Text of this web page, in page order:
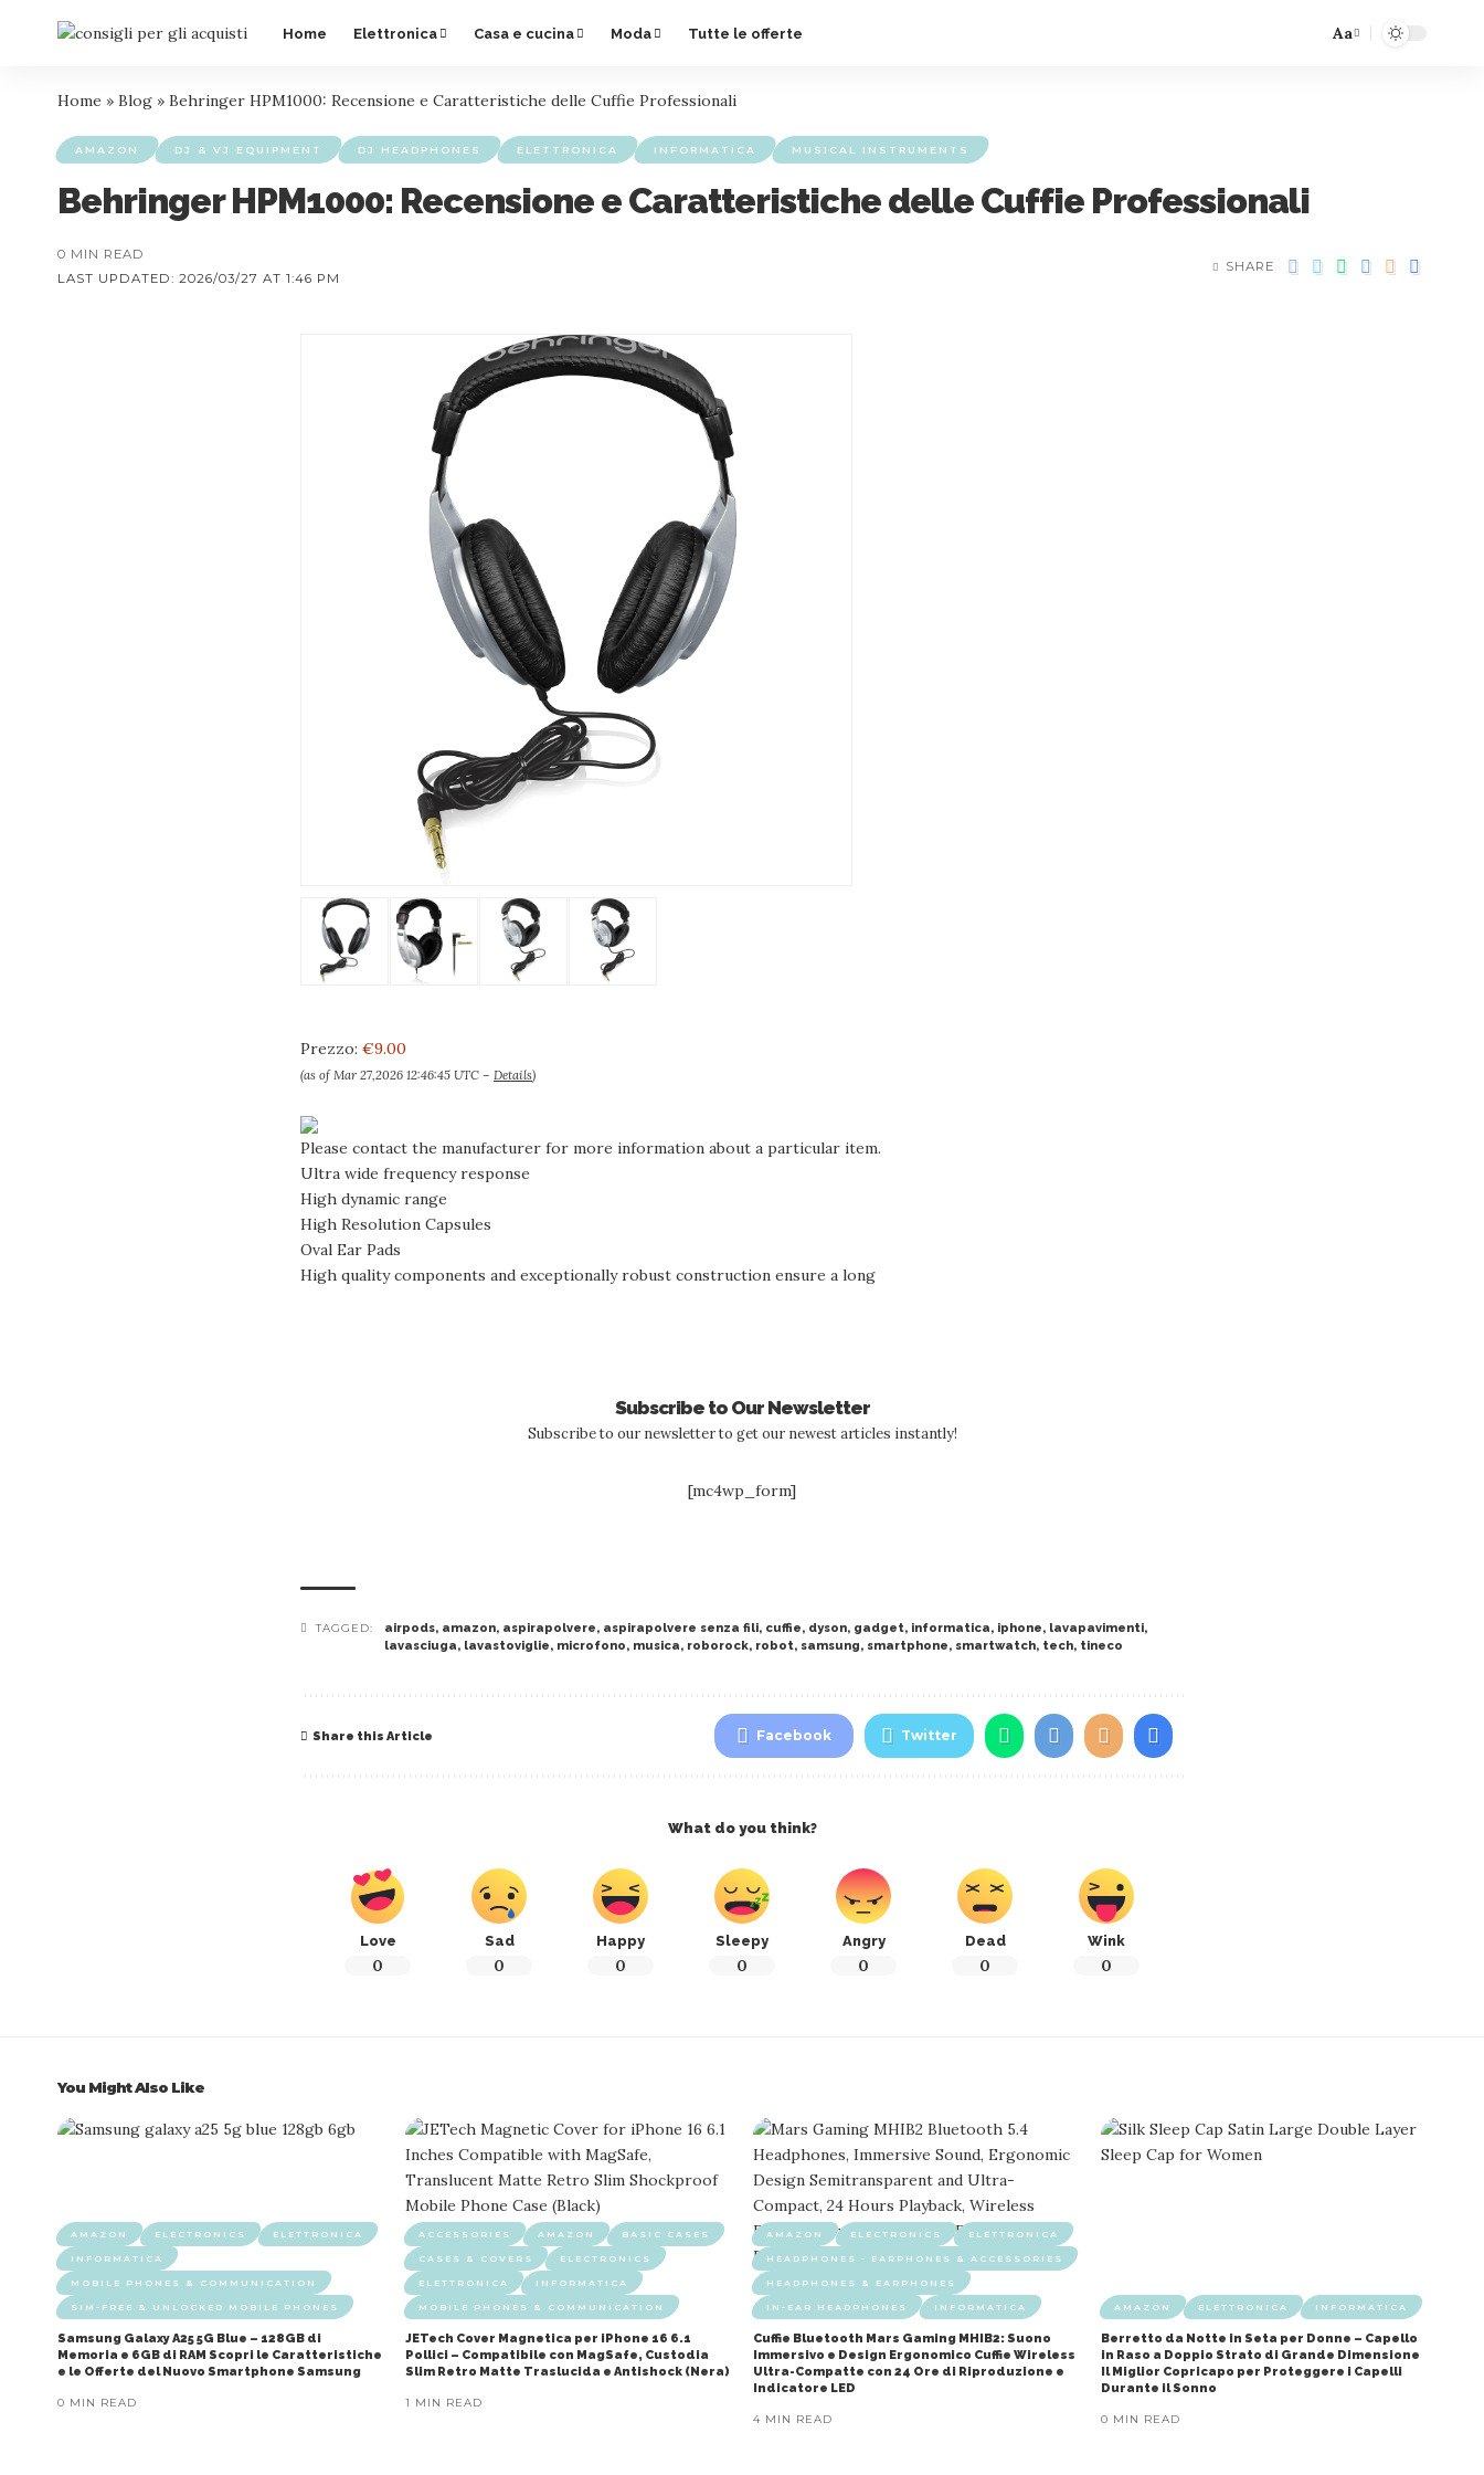
Home Elettronica Casa e cucina Moda Tutte le offerte Aa
Home » Blog » Behringer HPM1000: Recensione e Caratteristiche delle Cuffie Professionali
AMAZON DJ & VJ EQUIPMENT DJ HEADPHONES ELETTRONICA INFORMATICA MUSICAL INSTRUMENTS
Behringer HPM1000: Recensione e Caratteristiche delle Cuffie Professionali
LAST UPDATED: 2026/03/27 AT 1:46 PM
0 MIN READ
SHARE
Prezzo: €9.00
(as of Mar 27,2026 12:46:45 UTC – Details)
Please contact the manufacturer for more information about a particular item.
Ultra wide frequency response
High dynamic range
High Resolution Capsules
Oval Ear Pads
High quality components and exceptionally robust construction ensure a long
Subscribe to Our Newsletter
Subscribe to our newsletter to get our newest articles instantly!
[mc4wp_form]
TAGGED: airpods, amazon, aspirapolvere, aspirapolvere senza fili, cuffie, dyson, gadget, informatica, iphone, lavapavimenti,
lavasciuga, lavastoviglie, microfono, musica, roborock, robot, samsung, smartphone, smartwatch, tech, tineco
Share this Article Facebook Twitter
What do you think?
Love
0
Sad
0
Happy
0
Sleepy
0
Angry
0
Dead
0
Wink
0
You Might Also Like
AMAZON ELECTRONICS ELETTRONICA
INFORMATICA
MOBILE PHONES & COMMUNICATION
SIM-FREE & UNLOCKED MOBILE PHONES
Samsung Galaxy A25 5G Blue – 128GB di
Memoria e 6GB di RAM Scopri le Caratteristiche
e le Offerte del Nuovo Smartphone Samsung
0 MIN READ
ACCESSORIES AMAZON BASIC CASES
CASES & COVERS ELECTRONICS
ELETTRONICA INFORMATICA
MOBILE PHONES & COMMUNICATION
JETech Cover Magnetica per iPhone 16 6.1
Pollici – Compatibile con MagSafe, Custodia
Slim Retro Matte Traslucida e Antishock (Nera)
1 MIN READ
AMAZON ELECTRONICS ELETTRONICA
HEADPHONES - EARPHONES & ACCESSORIES
HEADPHONES & EARPHONES
IN-EAR HEADPHONES INFORMATICA
Cuffie Bluetooth Mars Gaming MHIB2: Suono
Immersivo e Design Ergonomico Cuffie Wireless
Ultra-Compatte con 24 Ore di Riproduzione e
Indicatore LED
4 MIN READ
AMAZON ELETTRONICA INFORMATICA
Berretto da Notte in Seta per Donne – Capello
in Raso a Doppio Strato di Grande Dimensione
Il Miglior Copricapo per Proteggere i Capelli
Durante il Sonno
0 MIN READ